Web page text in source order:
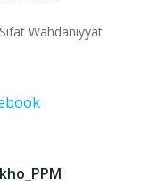
Wahdaniyyat